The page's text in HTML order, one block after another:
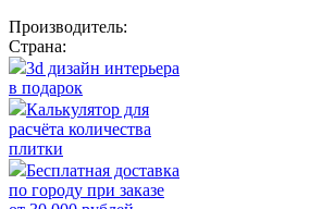
Производитель:
Страна:
3d дизайн интерьера
в подарок
Калькулятор для
расчёта количества
плитки
Бесплатная доставка
по городу при заказе